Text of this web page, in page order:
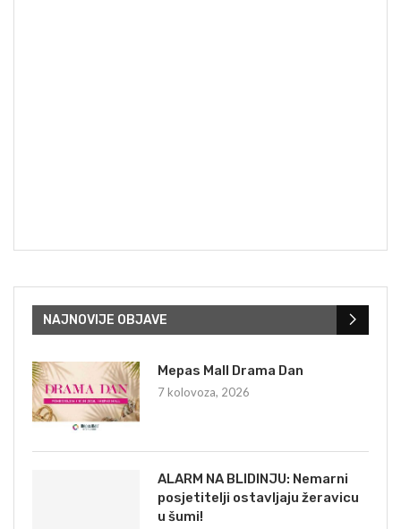
NAJNOVIJE OBJAVE
Mepas Mall Drama Dan
7 kolovoza, 2026
ALARM NA BLIDINJU: Nemarni
posjetitelji ostavljaju žeravicu
u šumi!